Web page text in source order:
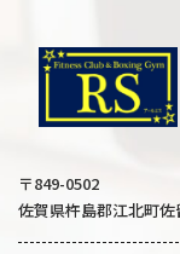
〒849-0502
佐賀県杵島郡江北町佐